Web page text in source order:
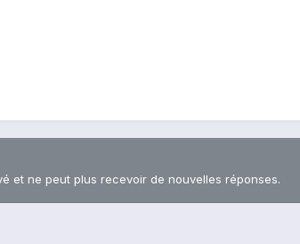
et ne peut plus recevoir de nouvelles réponses.